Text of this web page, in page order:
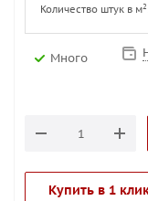
Количество штук в м2
Много
Купить в 1